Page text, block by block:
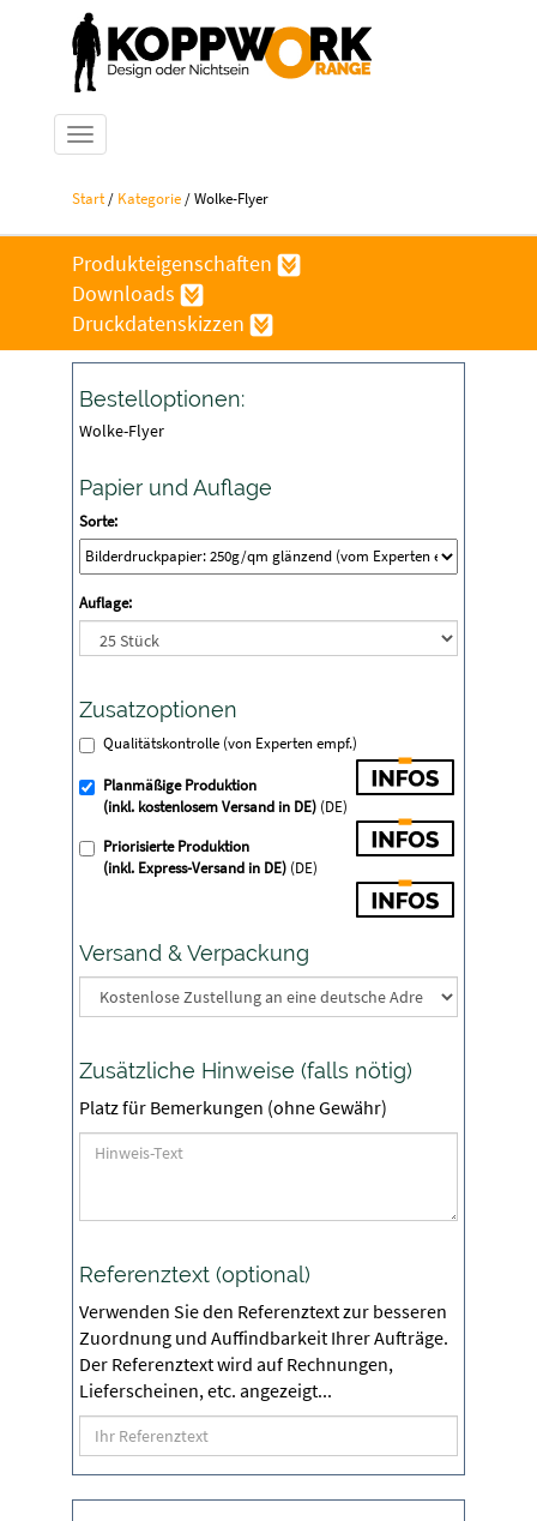
Navigation ein-/ausblenden
Start/ Kategorie/ Wolke-Flyer
Produkteigenschaften
Downloads
Druckdatenskizzen
Bestelloptionen:
Wolke-Flyer
Papier und Auflage
Sorte:
Auflage:
Zusatzoptionen
Qualitätskontrolle (von Experten empf.)
Planmäßige Produktion
(inkl. kostenlosem Versand in DE)(DE)
Priorisierte Produktion
(inkl. Express-Versand in DE)(DE)
Versand & Verpackung
Zusätzliche Hinweise (falls nötig)
Platz für Bemerkungen (ohne Gewähr)
Referenztext (optional)
Verwenden Sie den Referenztext zur besseren
Zuordnung und Auffindbarkeit Ihrer Aufträge.
Der Referenztext wird auf Rechnungen,
Lieferscheinen, etc. angezeigt...